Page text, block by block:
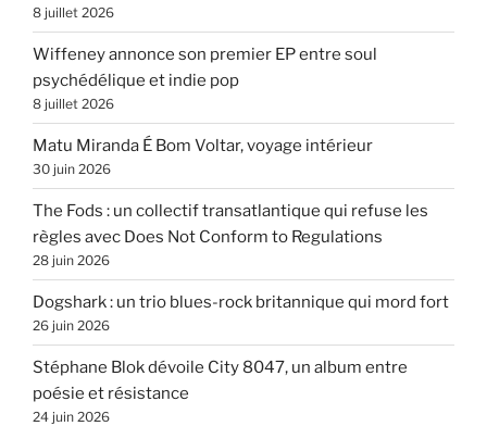
8 juillet 2026
Wiffeney annonce son premier EP entre soul
psychédélique et indie pop
8 juillet 2026
Matu Miranda É Bom Voltar, voyage intérieur
30 juin 2026
The Fods : un collectif transatlantique qui refuse les
règles avec Does Not Conform to Regulations
28 juin 2026
Dogshark : un trio blues-rock britannique qui mord fort
26 juin 2026
Stéphane Blok dévoile City 8047, un album entre
poésie et résistance
24 juin 2026